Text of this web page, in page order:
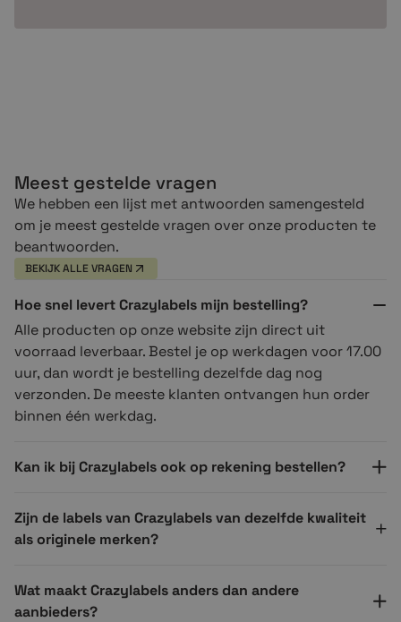
Meest gestelde vragen
We hebben een lijst met antwoorden samengesteld
om je meest gestelde vragen over onze producten te
beantwoorden.
BEKIJK ALLE VRAGEN
Hoe snel levert Crazylabels mijn bestelling?
Alle producten op onze website zijn direct uit
voorraad leverbaar. Bestel je op werkdagen voor 17.00
uur, dan wordt je bestelling dezelfde dag nog
verzonden. De meeste klanten ontvangen hun order
binnen één werkdag.
Kan ik bij Crazylabels ook op rekening bestellen?
Zijn de labels van Crazylabels van dezelfde kwaliteit
als originele merken?
Wat maakt Crazylabels anders dan andere
aanbieders?